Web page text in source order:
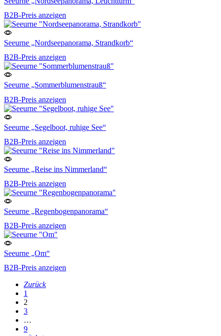
B2B-Preis anzeigen
Seeurne „Nordseepanorama, Strandkorb“
B2B-Preis anzeigen
Seeurne „Sommerblumenstrauß“
B2B-Preis anzeigen
Seeurne „Segelboot, ruhige See“
B2B-Preis anzeigen
Seeurne „Reise ins Nimmerland“
B2B-Preis anzeigen
Seeurne „Regenbogenpanorama“
B2B-Preis anzeigen
Seeurne „Om“
B2B-Preis anzeigen
Zurück
1
2
3
…
9